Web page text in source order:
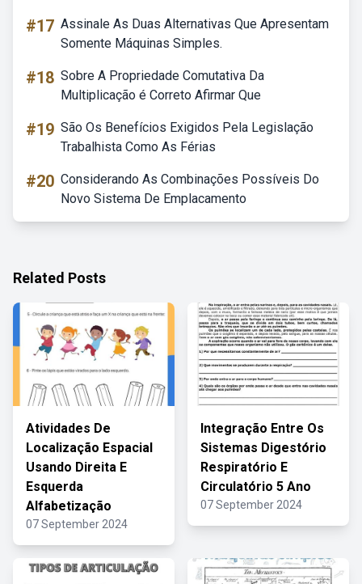
#17 Assinale As Duas Alternativas Que Apresentam
Somente Máquinas Simples.
#18 Sobre A Propriedade Comutativa Da
Multiplicação é Correto Afirmar Que
#19 São Os Benefícios Exigidos Pela Legislação
Trabalhista Como As Férias
#20 Considerando As Combinações Possíveis Do
Novo Sistema De Emplacamento
Related Posts
Atividades De
Localização Espacial
Usando Direita E
Esquerda
Alfabetização
07 September 2024
Integração Entre Os
Sistemas Digestório
Respiratório E
Circulatório 5 Ano
07 September 2024